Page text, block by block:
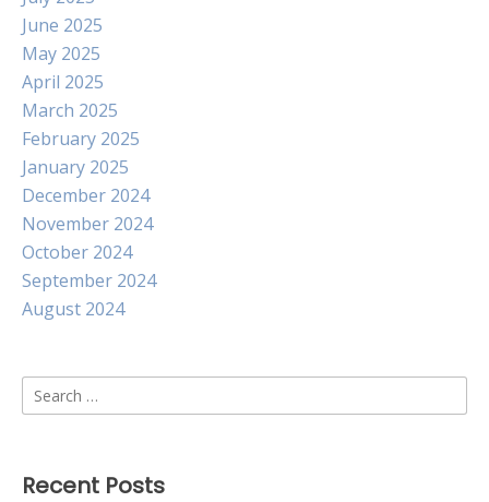
June 2025
May 2025
April 2025
March 2025
February 2025
January 2025
December 2024
November 2024
October 2024
September 2024
August 2024
Search
for:
Recent Posts